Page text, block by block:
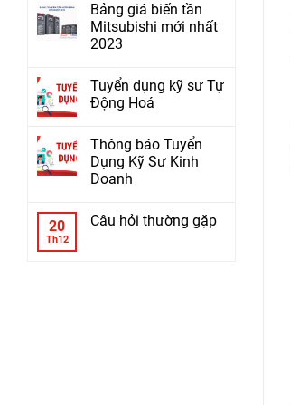
Bảng giá biến tần
Mitsubishi mới nhất
2023
Tuyển dụng kỹ sư Tự
Động Hoá
Thông báo Tuyển
Dụng Kỹ Sư Kinh
Doanh
20
Th12
Câu hỏi thường gặp